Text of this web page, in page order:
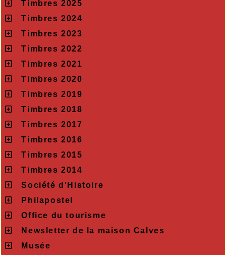
Timbres 2025
Timbres 2024
Timbres 2023
Timbres 2022
Timbres 2021
Timbres 2020
Timbres 2019
Timbres 2018
Timbres 2017
Timbres 2016
Timbres 2015
Timbres 2014
Société d'Histoire
Philapostel
Office du tourisme
Newsletter de la maison Calves
Musée